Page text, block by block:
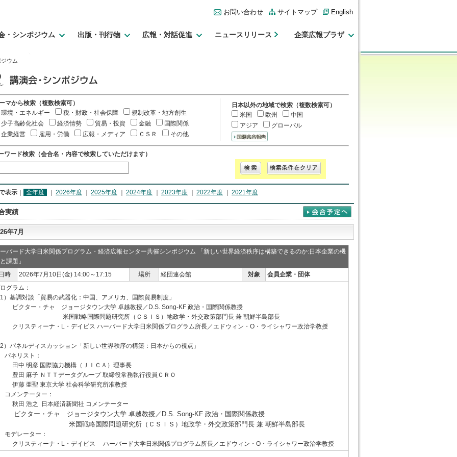
お問い合わせ サイトマップ English
・シンポジウム 出版・刊行物 広報・対話促進 ニュースリリース 企業広報プラザ
ウム
マから検索（複数検索可）
環境・エネルギー
税・財政・社会保障
規制改革・地方創生
少子高齢化社会
経済情勢 貿易・投資 金融
国際関係
企業経営
雇用・労働 広報・メディア ＣＳＲ その他
日本以外の地域で検索（複数検索可）
米国
欧州
中国
アジア
グローバル
ワード検索（会合名・内容で検索していただけます）
表示 全年度 2026年度 2025年度 2024年度 2023年度 2022年度 2021年度
実績
年7月
バード大学日米関係プログラム・経済広報センター共催シンポジウム 「新しい世界経済秩序は構築できるのか:日本企業の機
課題」
日時
2026年7月10日(金) 14:00～17:15 場所 経団連会館 対象
会員企業・団体
グラム：
1）基調対談「貿易の武器化：中国、アメリカ、国際貿易制度」
ビクター・チャ
ジョージタウン大学 卓越教授／D.S. Song-KF 政治・国際関係教授
国戦略国際問題研究所（ＣＳＩＳ）地政学・外交政策部門長 兼 朝鮮半島部長
クリスティーナ・L・デイビス ハーバード大学日米関係プログラム所長／エドウィン・O・ライシャワー政治学教授
2）パネルディスカッション「新しい世界秩序の構築：日本からの視点」
ネリスト：
中 明彦 国際協力機構（ＪＩＣＡ）理事長
豊田 麻子 ＮＴＴデータグループ 取締役常務執行役員ＣＲＯ
伊藤 亜聖 東京大学 社会科学研究所准教授
メンテーター：
秋田 浩之 日本経済新聞社 コメンテーター
ビクター・チャ
ジョージタウン大学 卓越教授／D.S. Song-KF 政治・国際関係教授
米国戦略国際問題研究所（ＣＳＩＳ）地政学・外交政策部門長 兼 朝鮮半島部長
モデレーター：
クリスティーナ・L・デイビス ハーバード大学日米関係プログラム所長／エドウィン・O・ライシャワー政治学教授